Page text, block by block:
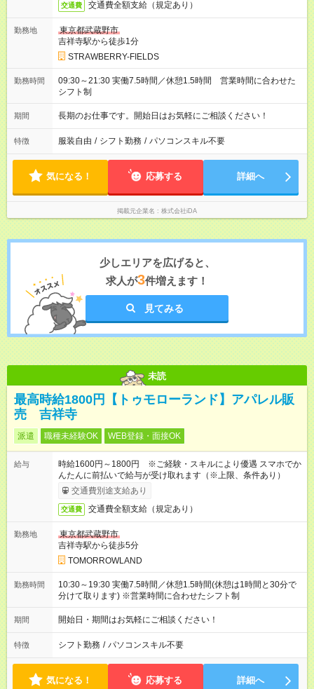
交通費 交通費全額支給（規定あり）
勤務地
東京都武蔵野市
吉祥寺駅から徒歩1分
STRAWBERRY-FIELDS
勤務時間
09:30～21:30 実働7.5時間／休憩1.5時間 営業時間に合わせた
シフト制
期間 長期のお仕事です。開始日はお気軽にご相談ください！
特徴 服装自由 / シフト勤務 / パソコンスキル不要
気になる！ 応募する 詳細へ
掲載元企業名 株式会社iDA
少しエリアを広げると、
求人が3件増えます！
見てみる
未読
最高時給1800円【トゥモローランド】アパレル販
売 吉祥寺
派遣 職種未経験OK WEB登録・面接OK
給与
時給1600円～1800円 ※ご経験・スキルにより優遇 スマホでか
んたんに前払いで給与が受け取れます（※上限、条件あり）
交通費別途支給あり
交通費 交通費全額支給（規定あり）
勤務地
東京都武蔵野市
吉祥寺駅から徒歩5分
TOMORROWLAND
勤務時間
10:30～19:30 実働7.5時間／休憩1.5時間(休憩は1時間と30分で
分けて取ります) ※営業時間に合わせたシフト制
期間 開始日・期間はお気軽にご相談ください！
特徴 シフト勤務 / パソコンスキル不要
気になる！ 応募する 詳細へ